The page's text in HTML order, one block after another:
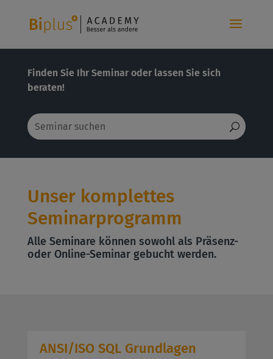
Finden Sie Ihr Seminar oder lassen Sie sich
beraten!
Unser komplettes
Seminarprogramm
Alle Seminare können sowohl als Präsenz-
oder Online-Seminar gebucht werden.
ANSI/ISO SQL Grundlagen